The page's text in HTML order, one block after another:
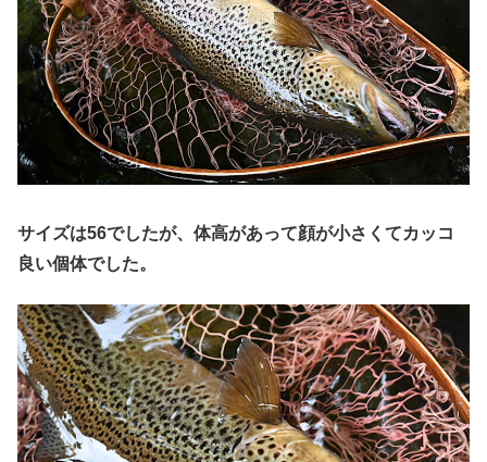
サイズは56でしたが、体高があって顔が小さくてカッコ
良い個体でした。